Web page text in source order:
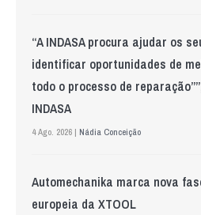
“A INDASA procura ajudar os
identificar oportunidades de
todo o processo de
INDASA
4 Ago. 2026 | Nádia Conceição
Automechanika marca nova
europeia da XTOOL